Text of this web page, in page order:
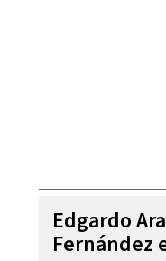
Edgardo
Fernández